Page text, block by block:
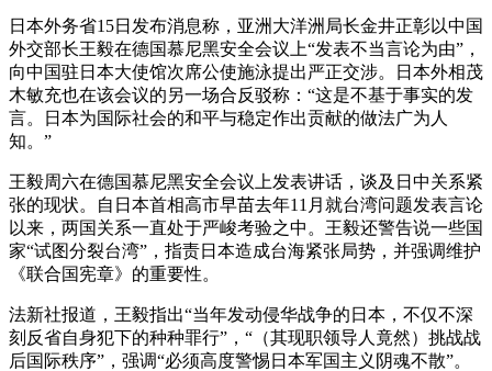
日本外务省15日发布消息称，亚洲大洋洲局长金井正彰以中国
外交部长王毅在德国慕尼黑安全会议上“发表不当言论为由”，
向中国驻日本大使馆次席公使施泳提出严正交涉。日本外相茂
木敏充也在该会议的另一场合反驳称：“这是不基于事实的发
言。日本为国际社会的和平与稳定作出贡献的做法广为人
知。”
王毅周六在德国慕尼黑安全会议上发表讲话，谈及日中关系紧
张的现状。自日本首相高市早苗去年11月就台湾问题发表言论
以来，两国关系一直处于严峻考验之中。王毅还警告说一些国
家“试图分裂台湾”，指责日本造成台海紧张局势，并强调维护
《联合国宪章》的重要性。
法新社报道，王毅指出“当年发动侵华战争的日本，不仅不深
刻反省自身犯下的种种罪行”，“（其现职领导人竟然）挑战战
后国际秩序”，强调“必须高度警惕日本军国主义阴魂不散”。